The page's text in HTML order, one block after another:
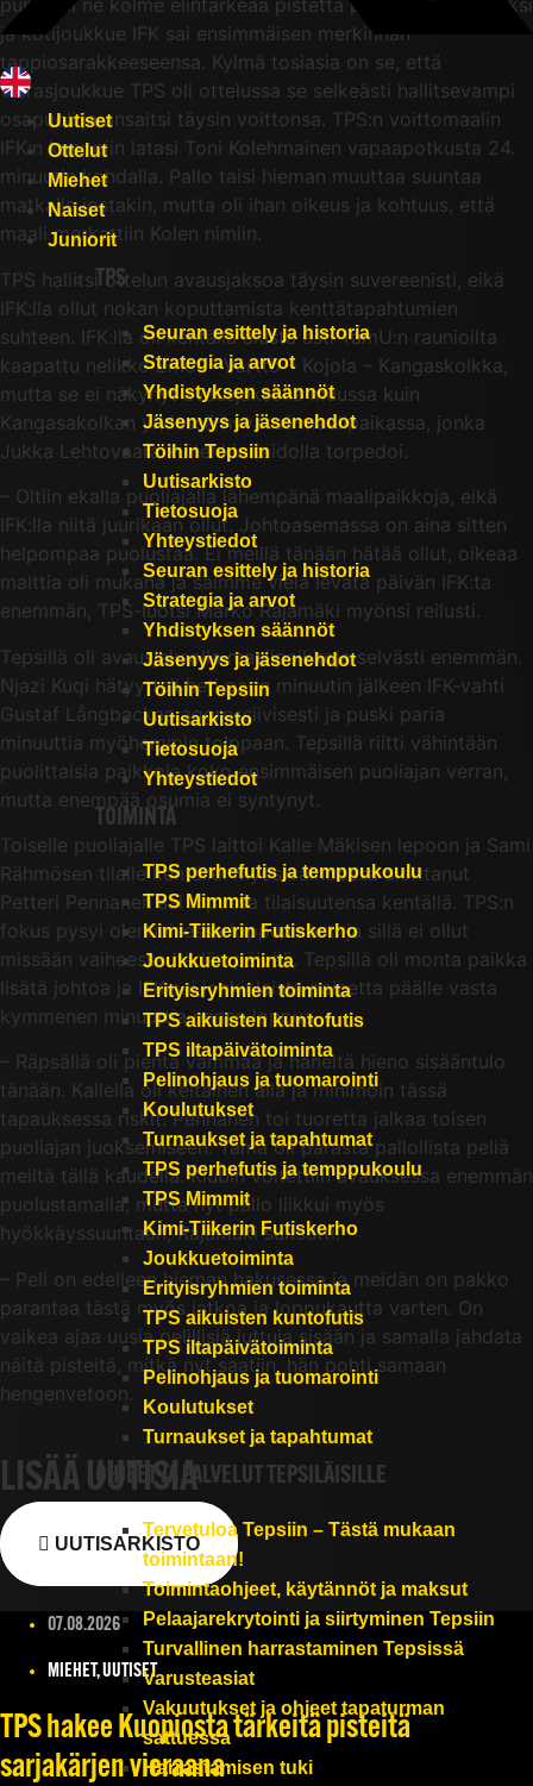
Uutiset
Ottelut
Miehet
Naiset
Juniorit
TPS
Seuran esittely ja historia
Strategia ja arvot
Yhdistyksen säännöt
Jäsenyys ja jäsenehdot
Töihin Tepsiin
Uutisarkisto
Tietosuoja
Yhteystiedot
Seuran esittely ja historia
Strategia ja arvot
Yhdistyksen säännöt
Jäsenyys ja jäsenehdot
Töihin Tepsiin
Uutisarkisto
Tietosuoja
Yhteystiedot
TOIMINTA
TPS perhefutis ja temppukoulu
TPS Mimmit
Kimi-Tiikerin Futiskerho
Joukkuetoiminta
Erityisryhmien toiminta
TPS aikuisten kuntofutis
TPS iltapäivätoiminta
Pelinohjaus ja tuomarointi
Koulutukset
Turnaukset ja tapahtumat
TPS perhefutis ja temppukoulu
TPS Mimmit
Kimi-Tiikerin Futiskerho
Joukkuetoiminta
Erityisryhmien toiminta
TPS aikuisten kuntofutis
TPS iltapäivätoiminta
Pelinohjaus ja tuomarointi
Koulutukset
Turnaukset ja tapahtumat
OHJEET JA PALVELUT TEPSILÄISILLE
Tervetuloa Tepsiin – Tästä mukaan
toimintaan!
Toimintaohjeet, käytännöt ja maksut
Pelaajarekrytointi ja siirtyminen Tepsiin
Turvallinen harrastaminen Tepsissä
Varusteasiat
Vakuutukset ja ohjeet tapaturman
sattuessa
Harrastamisen tuki
punnersi ne kolme elintärkeää pistettä paluumatkan ratoksi
ja kotijoukkue IFK sai ensimmäisen merkinnän
tappiosarakkeeseensa. Kylmä tosiasia on se, että
vierasjoukkue TPS oli ottelussa se selkeästi hallitsevampi
osapuoli ja ansaitsi täysin voittonsa. TPS:n voittomaalin
IFK:n kaappiin latasi Toni Kolehmainen vapaapotkusta 24.
minuutin kohdalla. Pallo taisi hieman muuttaa suuntaa
matkalla jostakin, mutta oli ihan oikeus ja kohtuus, että
maali merkattiin Kolen nimiin.
TPS hallitsi ottelun avausjaksoa täysin suvereenisti, eikä
IFK:lla ollut nokan koputtamista kenttätapahtumien
suhteen. IFK:lla oli kentällä alusta asti TamU:n raunioilta
kaapattu nelikko Emet – Värttö – Kojola – Kangaskolkka,
mutta se ei näkynyt avausjaksolla muussa kuin
Kangasakolkan yhdessä hyvässä maalipaikassa, jonka
Jukka Lehtovaara kuitenkin taidolla torpedoi.
– Oltiin ekalla puoliajalla lähempänä maalipaikkoja, eikä
IFK:lla niitä juurikaan ollut. Johtoasemassa on aina sitten
helpompaa puolustaa. Ei meillä tänään hätää ollut, oikeaa
malttia oli mukana ja saimme vielä levätä päivän IFK:ta
enemmän, TPS-luotsi Marko Rajamäki myönsi reilusti.
Tepsillä oli avausjaksolla maalipaikkoja selvästi enemmän.
Njazi Kuqi hätyytteli heti parin minuutin jälkeen IFK-vahti
Gustaf Långbackaa aggressiivisesti ja puski paria
minuuttia myöhemmin tolppaan. Tepsillä riitti vähintään
puolittaisia paikkoja koko ensimmäisen puoliajan verran,
mutta enempää osumia ei syntynyt.
Toiselle puoliajalle TPS laittoi Kalle Mäkisen lepoon ja Sami
Rähmösen tilalle kentälle. Myös vaihdossa aloittanut
Petteri Pennanen sai lopussa tilaisuutensa kentällä. TPS:n
fokus pysyi olennaisessa loppuun asti ja sillä ei ollut
missään vaiheessa hädän päivää. Tepsillä oli monta paikka
lisätä johtoa ja IFK sai jonkinlaista painetta päälle vasta
kymmenen minuuttia ennen loppua.
– Räpsällä oli pientä vammaa ja häneltä hieno sisääntulo
tänään. Kallella oli keltainen alla ja minimoin tässä
tapauksessa riskit. Pennanen toi tuoretta jalkaa toisen
puoliajan juoksemiseen. Tämä oli parasta pallollista peliä
meiltä tällä kaudella. Klubin voitettiin avauksessa enemmän
puolustamalla, mutta nyt pallo liikkui myös
hyökkäyssuuntaan, Rajamäki suitsutti.
– Peli on edelleen hieman hakusessa ja meidän on pakko
parantaa tästä myös jatkoa ja loppukautta varten. On
vaikea ajaa uusia pelillisiä juttuja sisään ja samalla jahdata
näitä pisteitä, mitkä nyt saatiin, hän pohti samaan
hengenvetoon.
LISÄÄ UUTISIA
UUTISARKISTO
07.08.2026
MIEHET, UUTISET
TPS hakee Kuopiosta tärkeitä pisteitä
sarjakärjen vieraana